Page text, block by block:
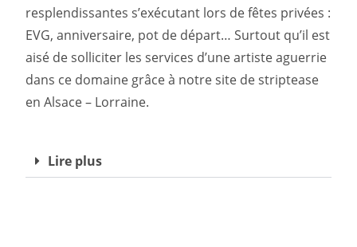
resplendissantes s’exécutant lors de fêtes privées :
EVG, anniversaire, pot de départ… Surtout qu’il est
aisé de solliciter les services d’une artiste aguerrie
dans ce domaine grâce à notre site de striptease
en Alsace – Lorraine.
Lire plus